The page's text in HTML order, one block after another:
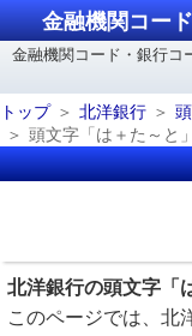
金融機関コー
金融機関コード・銀行コ
トップ
北洋銀行
頭文字「は＋た～と
北洋銀行の頭文字「
このページでは、北